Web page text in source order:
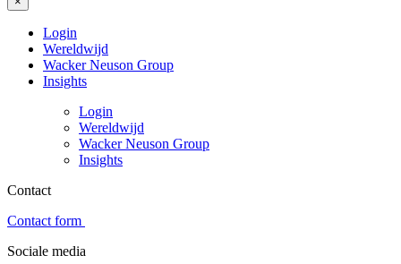
Login
Wereldwijd
Wacker Neuson Group
Insights
Login
Wereldwijd
Wacker Neuson Group
Insights
Contact
Contact form
Sociale media